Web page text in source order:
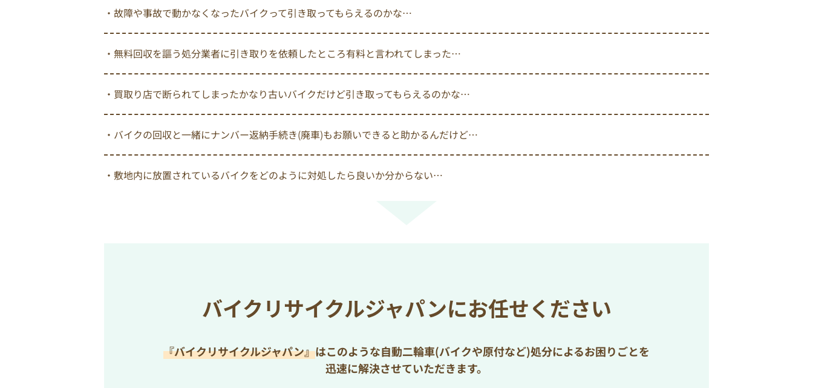
・故障や事故で動かなくなったバイクって引き取ってもらえるのかな…
・無料回収を謳う処分業者に引き取りを依頼したところ有料と言われてしまった…
・買取り店で断られてしまったかなり古いバイクだけど引き取ってもらえるのかな…
・バイクの回収と一緒にナンバー返納手続き(廃車)もお願いできると助かるんだけど…
・敷地内に放置されているバイクをどのように対処したら良いか分からない…
バイクリサイクルジャパンにお任せください
『バイクリサイクルジャパン』はこのような自動二輪車(バイクや原付など)処分によるお困りごとを
迅速に解決させていただきます。